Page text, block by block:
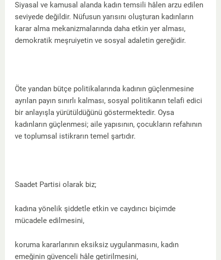
Siyasal ve kamusal alanda kadın temsili hâlen arzu edilen
seviyede değildir. Nüfusun yarısını oluşturan kadınların
karar alma mekanizmalarında daha etkin yer alması,
demokratik meşruiyetin ve sosyal adaletin gereğidir.
Öte yandan bütçe politikalarında kadının güçlenmesine
ayrılan payın sınırlı kalması, sosyal politikanın telafi edici
bir anlayışla yürütüldüğünü göstermektedir. Oysa
kadınların güçlenmesi; aile yapısının, çocukların refahının
ve toplumsal istikrarın temel şartıdır.
Saadet Partisi olarak biz;
kadına yönelik şiddetle etkin ve caydırıcı biçimde
mücadele edilmesini,
koruma kararlarının eksiksiz uygulanmasını, kadın
emeğinin güvenceli hâle getirilmesini,